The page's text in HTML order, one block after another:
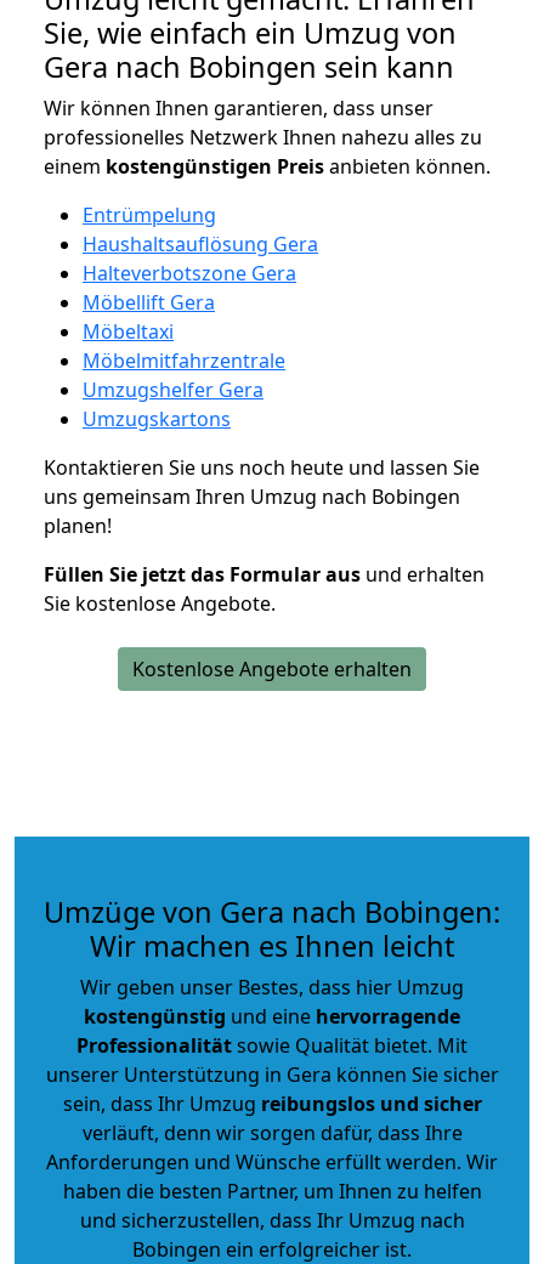
Sie, wie einfach ein Umzug von
Gera nach Bobingen sein kann
Wir können Ihnen garantieren, dass unser
professionelles Netzwerk Ihnen nahezu alles zu
einem kostengünstigen Preisanbieten können.
Entrümpelung
Haushaltsauflösung Gera
Halteverbotszone Gera
Möbellift Gera
Möbeltaxi
Möbelmitfahrzentrale
Umzugshelfer Gera
Umzugskartons
Kontaktieren Sie uns noch heute und lassen Sie
uns gemeinsam Ihren Umzug nach Bobingen
planen!
Füllen Sie jetzt das Formular aus und erhalten
Sie kostenlose Angebote.
Kostenlose Angebote erhalten
Umzüge von Gera nach Bobingen:
Wir machen es Ihnen leicht
Wir geben unser Bestes, dass hier Umzug
kostengünstig und eine hervorragende
Professionalitätsowie Qualität bietet. Mit
unserer Unterstützung in Gera können Sie sicher
sein, dass Ihr Umzug reibungslos und sicher
verläuft, denn wir sorgen dafür, dass Ihre
Anforderungen und Wünsche erfüllt werden. Wir
haben die besten Partner, um Ihnen zu helfen
und sicherzustellen, dass Ihr Umzug nach
Bobingen ein erfolgreicher ist.